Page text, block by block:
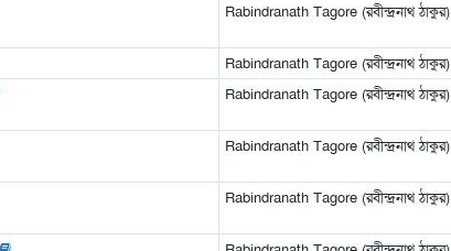
Rabindranath Tagore (রবীন্দ্রনাথ ঠাকুর)
Rabindranath Tagore (রবীন্দ্রনাথ ঠাকুর)
Rabindranath Tagore (রবীন্দ্রনাথ ঠাকুর)
Rabindranath Tagore (রবীন্দ্রনাথ ঠাকুর)
Rabindranath Tagore (রবীন্দ্রনাথ ঠাকুর)